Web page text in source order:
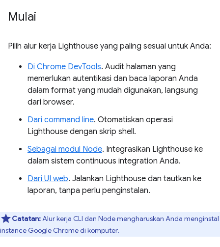
Mulai
Pilih alur kerja Lighthouse yang paling sesuai untuk Anda:
Di Chrome DevTools. Audit halaman yang
memerlukan autentikasi dan baca laporan Anda
dalam format yang mudah digunakan, langsung
dari browser.
Dari command line. Otomatiskan operasi
Lighthouse dengan skrip shell.
Sebagai modul Node. Integrasikan Lighthouse ke
dalam sistem continuous integration Anda.
Dari UI web. Jalankan Lighthouse dan tautkan ke
laporan, tanpa perlu penginstalan.
Catatan:Alur kerja CLI dan Node mengharuskan Anda menginstal
instance Google Chrome di komputer.